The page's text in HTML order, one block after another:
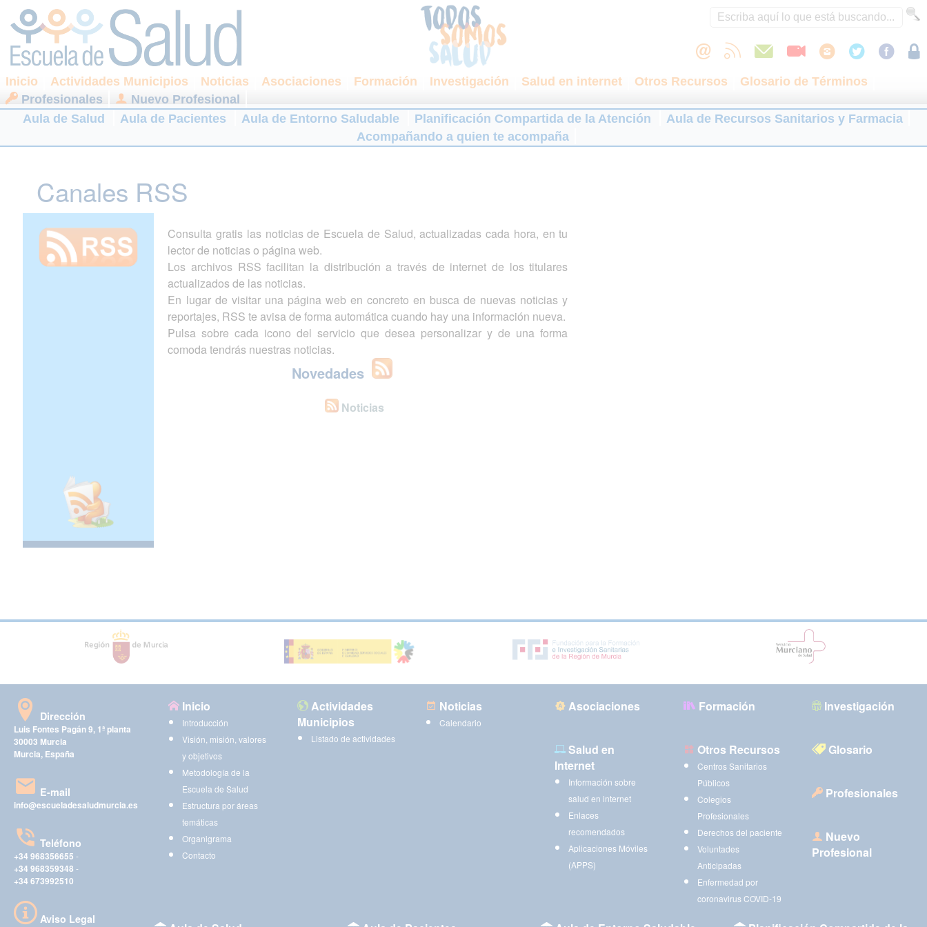
Inicio Actividades Municipios Noticias Asociaciones Formación Investigación Salud en internet Otros Recursos
Glosario de Términos
Profesionales
Nuevo Profesional
Aula de Salud
Aula de Pacientes Aula de Entorno Saludable Planificación Compartida de la Atención
Aula de Recursos Sanitarios y Farmacia
Acompañando a quien te acompaña
Canales RSS
Consulta gratis las noticias de Escuela de Salud, actualizadas cada hora, en tu
lector de noticias o página web.
Los archivos RSS facilitan la distribución a través de internet de los titulares
actualizados de las noticias.
En lugar de visitar una página web en concreto en busca de nuevas noticias y
reportajes, RSS te avisa de forma automática cuando hay una información nueva.
Pulsa sobre cada icono del servicio que desea personalizar y de una forma
comoda tendrás nuestras noticias.
Novedades
Noticias
Dirección
Luis Fontes Pagán 9, 1ª planta
30003 Murcia
Murcia, España
E-mail
info@escueladesaludmurcia.es
Teléfono
+34 968356655 -
+34 968359348 -
+34 673992510
Aviso Legal
Inicio
Introducción
Visión, misión, valores
y objetivos
Metodología de la
Escuela de Salud
Estructura por áreas
temáticas
Organigrama
Contacto
Actividades
Municipios
Listado de actividades
Noticias
Calendario
Asociaciones Formación Investigación
Salud en
Internet
Información sobre
salud en internet
Enlaces
recomendados
Aplicaciones Móviles
(APPS)
Otros Recursos
Centros Sanitarios
Públicos
Colegios
Profesionales
Derechos del paciente
Voluntades
Anticipadas
Enfermedad por
coronavirus COVID-19
Glosario
Profesionales
Nuevo
Profesional